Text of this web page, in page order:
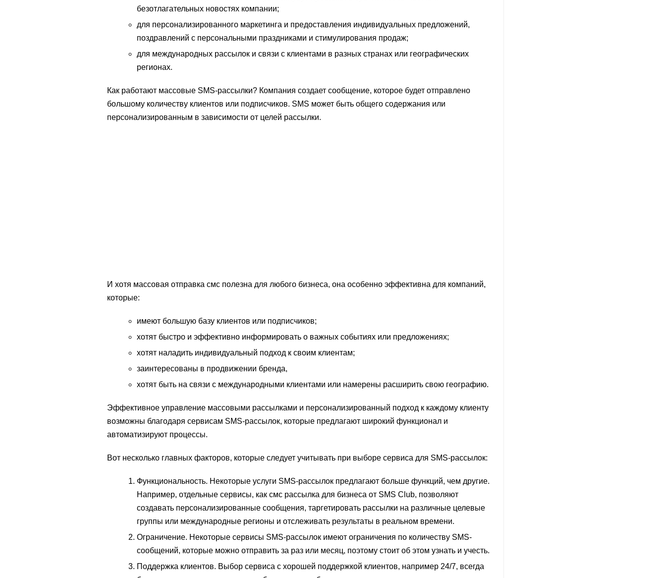
безотлагательных новостях компании;
для персонализированного маркетинга и предоставления индивидуальных предложений,
поздравлений с персональными праздниками и стимулирования продаж;
для международных рассылок и связи с клиентами в разных странах или географических
регионах.
Как работают массовые SMS-рассылки? Компания создает сообщение, которое будет отправлено
большому количеству клиентов или подписчиков. SMS может быть общего содержания или
персонализированным в зависимости от целей рассылки.
И хотя массовая отправка смс полезна для любого бизнеса, она особенно эффективна для компаний,
которые:
имеют большую базу клиентов или подписчиков;
хотят быстро и эффективно информировать о важных событиях или предложениях;
хотят наладить индивидуальный подход к своим клиентам;
заинтересованы в продвижении бренда,
хотят быть на связи с международными клиентами или намерены расширить свою географию.
Эффективное управление массовыми рассылками и персонализированный подход к каждому клиенту
возможны благодаря сервисам SMS-рассылок, которые предлагают широкий функционал и
автоматизируют процессы.
Вот несколько главных факторов, которые следует учитывать при выборе сервиса для SMS-рассылок:
Функциональность. Некоторые услуги SMS-рассылок предлагают больше функций, чем другие.
Например, отдельные сервисы, как смс рассылка для бизнеса от SMS Club, позволяют
создавать персонализированные сообщения, таргетировать рассылки на различные целевые
группы или международные регионы и отслеживать результаты в реальном времени.
Ограничение. Некоторые сервисы SMS-рассылок имеют ограничения по количеству SMS-
сообщений, которые можно отправить за раз или месяц, поэтому стоит об этом узнать и учесть.
Поддержка клиентов. Выбор сервиса с хорошей поддержкой клиентов, например 24/7, всегда